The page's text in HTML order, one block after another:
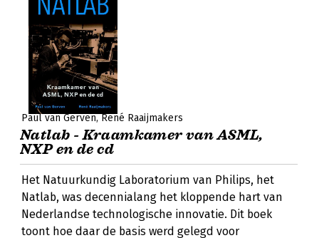
Paul van Gerven René Raaijmakers
Natlab - Kraamkamer van ASML,
NXP en de cd
Het Natuurkundig Laboratorium van Philips, het
Natlab, was decennialang het kloppende hart van
Nederlandse technologische innovatie. Dit boek
toont hoe daar de basis werd gelegd voor